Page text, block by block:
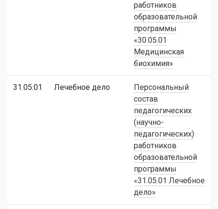
работников
образовательной
программы
«30.05.01
Медицинская
биохимия»
31.05.01 Лечебное дело
Персональный
состав
педагогических
(научно-
педагогических)
работников
образовательной
программы
«31.05.01 Лечебное
дело»